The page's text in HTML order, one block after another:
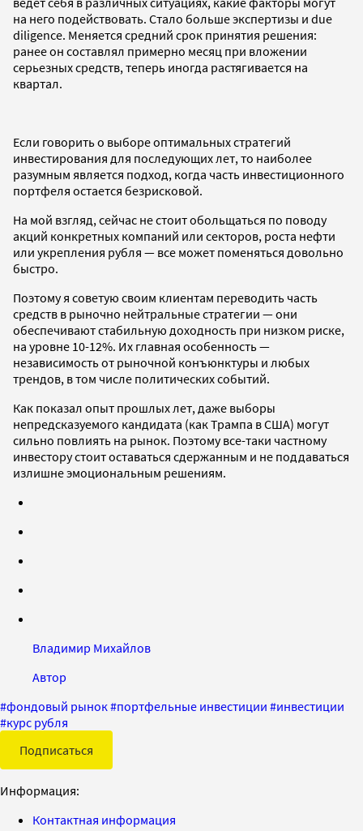
на него подействовать. Стало больше экспертизы и due
diligence. Меняется средний срок принятия решения:
ранее он составлял примерно месяц при вложении
серьезных средств, теперь иногда растягивается на
квартал.
Если говорить о выборе оптимальных стратегий
инвестирования для последующих лет, то наиболее
разумным является подход, когда часть инвестиционного
портфеля остается безрисковой.
На мой взгляд, сейчас не стоит обольщаться по поводу
акций конкретных компаний или секторов, роста нефти
или укрепления рубля — все может поменяться довольно
быстро.
Поэтому я советую своим клиентам переводить часть
средств в рыночно нейтральные стратегии — они
обеспечивают стабильную доходность при низком риске,
на уровне 10-12%. Их главная особенность —
независимость от рыночной конъюнктуры и любых
трендов, в том числе политических событий.
Как показал опыт прошлых лет, даже выборы
непредсказуемого кандидата (как Трампа в США) могут
сильно повлиять на рынок. Поэтому все-таки частному
инвестору стоит оставаться сдержанным и не поддаваться
излишне эмоциональным решениям.
Владимир Михайлов
Автор
#фондовый рынок#портфельные инвестиции #инвестиции
#курс рубля
Подписаться
Информация:
Контактная информация